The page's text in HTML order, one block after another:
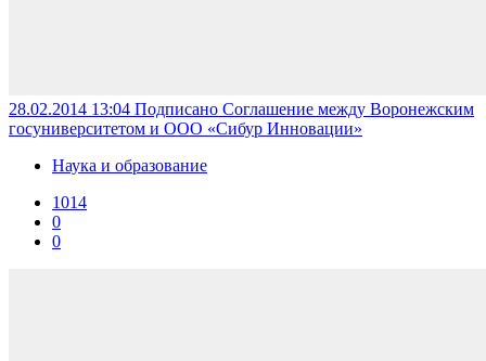
28.02.2014 13:04 Подписано Соглашение между Воронежским
госуниверситетом и ООО «Сибур Инновации»
Наука и образование
1014
0
0